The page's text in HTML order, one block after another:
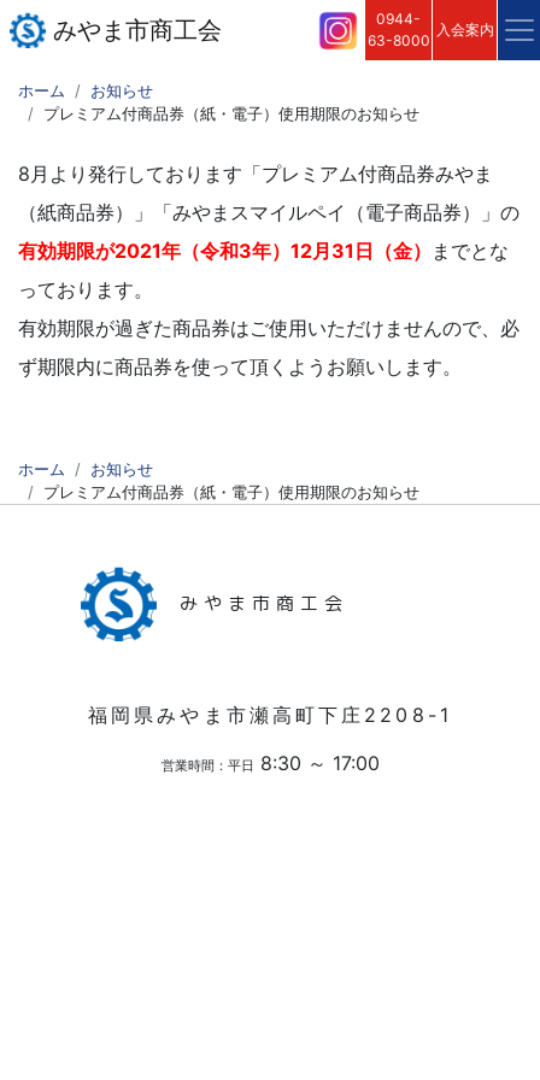
みやま市商工会
0944-
63-8000
入会案内
ホーム
お知らせ
プレミアム付商品券（紙・電子）使用期限のお知らせ
8月より発行しております「プレミアム付商品券みやま
（紙商品券）」「みやまスマイルペイ（電子商品券）」の
有効期限が2021年（令和3年）12月31日（金） までとな
っております。
有効期限が過ぎた商品券はご使用いただけませんので、必
ず期限内に商品券を使って頂くようお願いします。
ホーム
お知らせ
プレミアム付商品券（紙・電子）使用期限のお知らせ
みやま市商工会
福岡県みやま市瀬高町下庄2208-1
営業時間：平日 8:30 ～ 17:00